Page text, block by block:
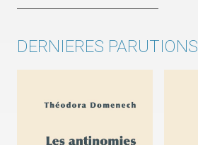
DERNIERES PARUTIONS